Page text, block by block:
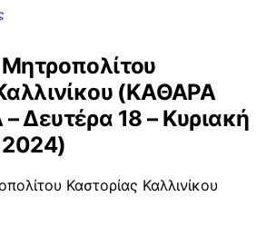
(ΚΑΘΑΡΑ
Δευτέρα 18 – Κυριακή
Καστορίας Καλλινίκου